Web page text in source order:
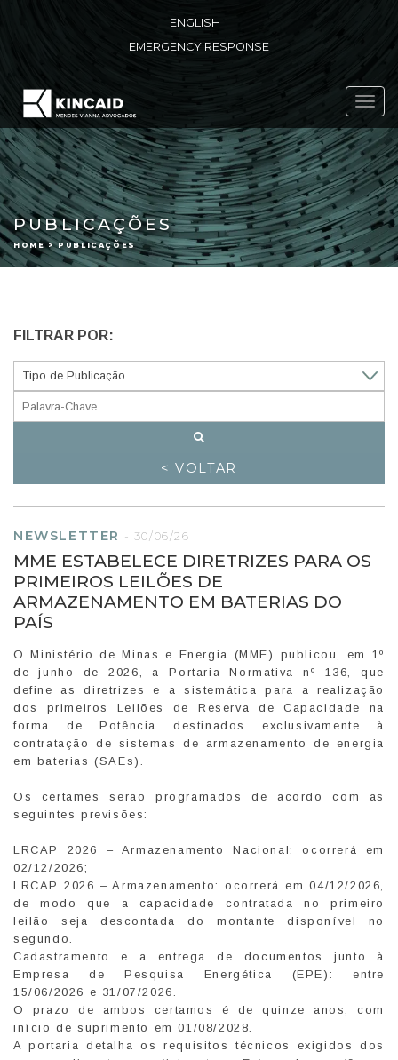
ENGLISH
EMERGENCY RESPONSE
PUBLICAÇÕES
HOME > PUBLICAÇÕES
FILTRAR POR:
< VOLTAR
NEWSLETTER - 30/06/26
MME ESTABELECE DIRETRIZES PARA OS
PRIMEIROS LEILÕES DE
ARMAZENAMENTO EM BATERIAS DO
PAÍS
O Ministério de Minas e Energia (MME) publicou, em 1º
de junho de 2026, a Portaria Normativa nº 136, que
define as diretrizes e a sistemática para a realização
dos primeiros Leilões de Reserva de Capacidade na
forma de Potência destinados exclusivamente à
contratação de sistemas de armazenamento de energia
em baterias (SAEs).
Os certames serão programados de acordo com as
seguintes previsões:
LRCAP 2026 – Armazenamento Nacional: ocorrerá em
02/12/2026;
LRCAP 2026 – Armazenamento: ocorrerá em 04/12/2026,
de modo que a capacidade contratada no primeiro
leilão seja descontada do montante disponível no
segundo.
Cadastramento e a entrega de documentos junto à
Empresa de Pesquisa Energética (EPE): entre
15/06/2026 e 31/07/2026.
O prazo de ambos certamos é de quinze anos, com
início de suprimento em 01/08/2028.
A portaria detalha os requisitos técnicos exigidos dos